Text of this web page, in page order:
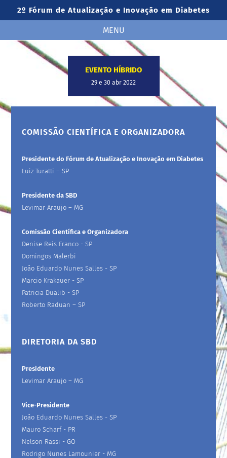
2º Fórum de Atualização e Inovação em Diabetes
MENU
EVENTO HÍBRIDO
29 e 30 abr 2022
COMISSÃO CIENTÍFICA E ORGANIZADORA
Presidente do Fórum de Atualização e Inovação em Diabetes
Luiz Turatti – SP
Presidente da SBD
Levimar Araujo – MG
Comissão Científica e Organizadora
Denise Reis Franco - SP
Domingos Malerbi
João Eduardo Nunes Salles - SP
Marcio Krakauer - SP
Patricia Dualib - SP
Roberto Raduan – SP
DIRETORIA DA SBD
Presidente
Levimar Araujo – MG
Vice-Presidente
João Eduardo Nunes Salles - SP
Mauro Scharf - PR
Nelson Rassi - GO
Rodrigo Nunes Lamounier - MG